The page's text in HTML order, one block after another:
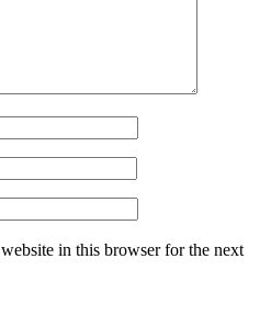
in this browser for the next